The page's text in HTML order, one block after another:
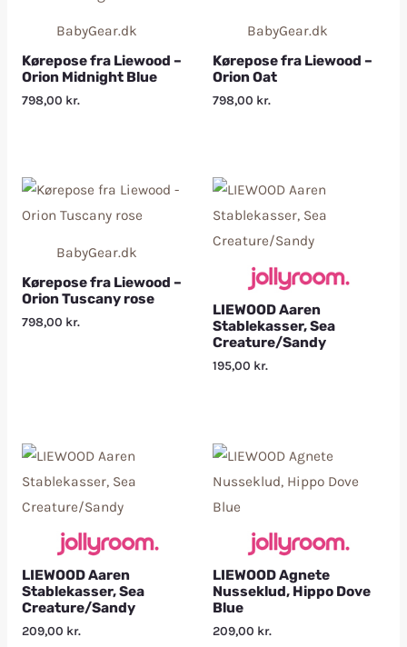
BabyGear.dk
Kørepose fra Liewood –
Orion Midnight Blue
798,00 kr.
BabyGear.dk
Kørepose fra Liewood –
Orion Oat
798,00 kr.
BabyGear.dk
Kørepose fra Liewood –
Orion Tuscany rose
798,00 kr.
LIEWOOD Aaren
Stablekasser, Sea
Creature/Sandy
195,00 kr.
LIEWOOD Aaren
Stablekasser, Sea
Creature/Sandy
209,00 kr.
LIEWOOD Agnete
Nusseklud, Hippo Dove
Blue
209,00 kr.